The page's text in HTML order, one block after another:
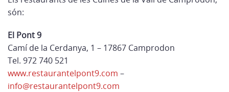
són:
El Pont 9
Camí de la Cerdanya, 1 – 17867 Camprodon
Tel. 972 740 521
www.restaurantelpont9.com –
info@restaurantelpont9.com